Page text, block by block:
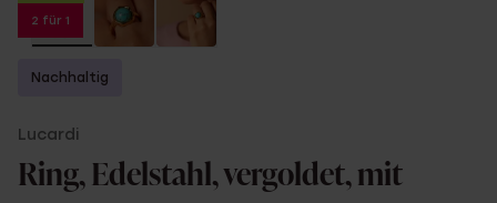
2 für 1
Nachhaltig
Lucardi
Ring, Edelstahl, vergoldet, mit